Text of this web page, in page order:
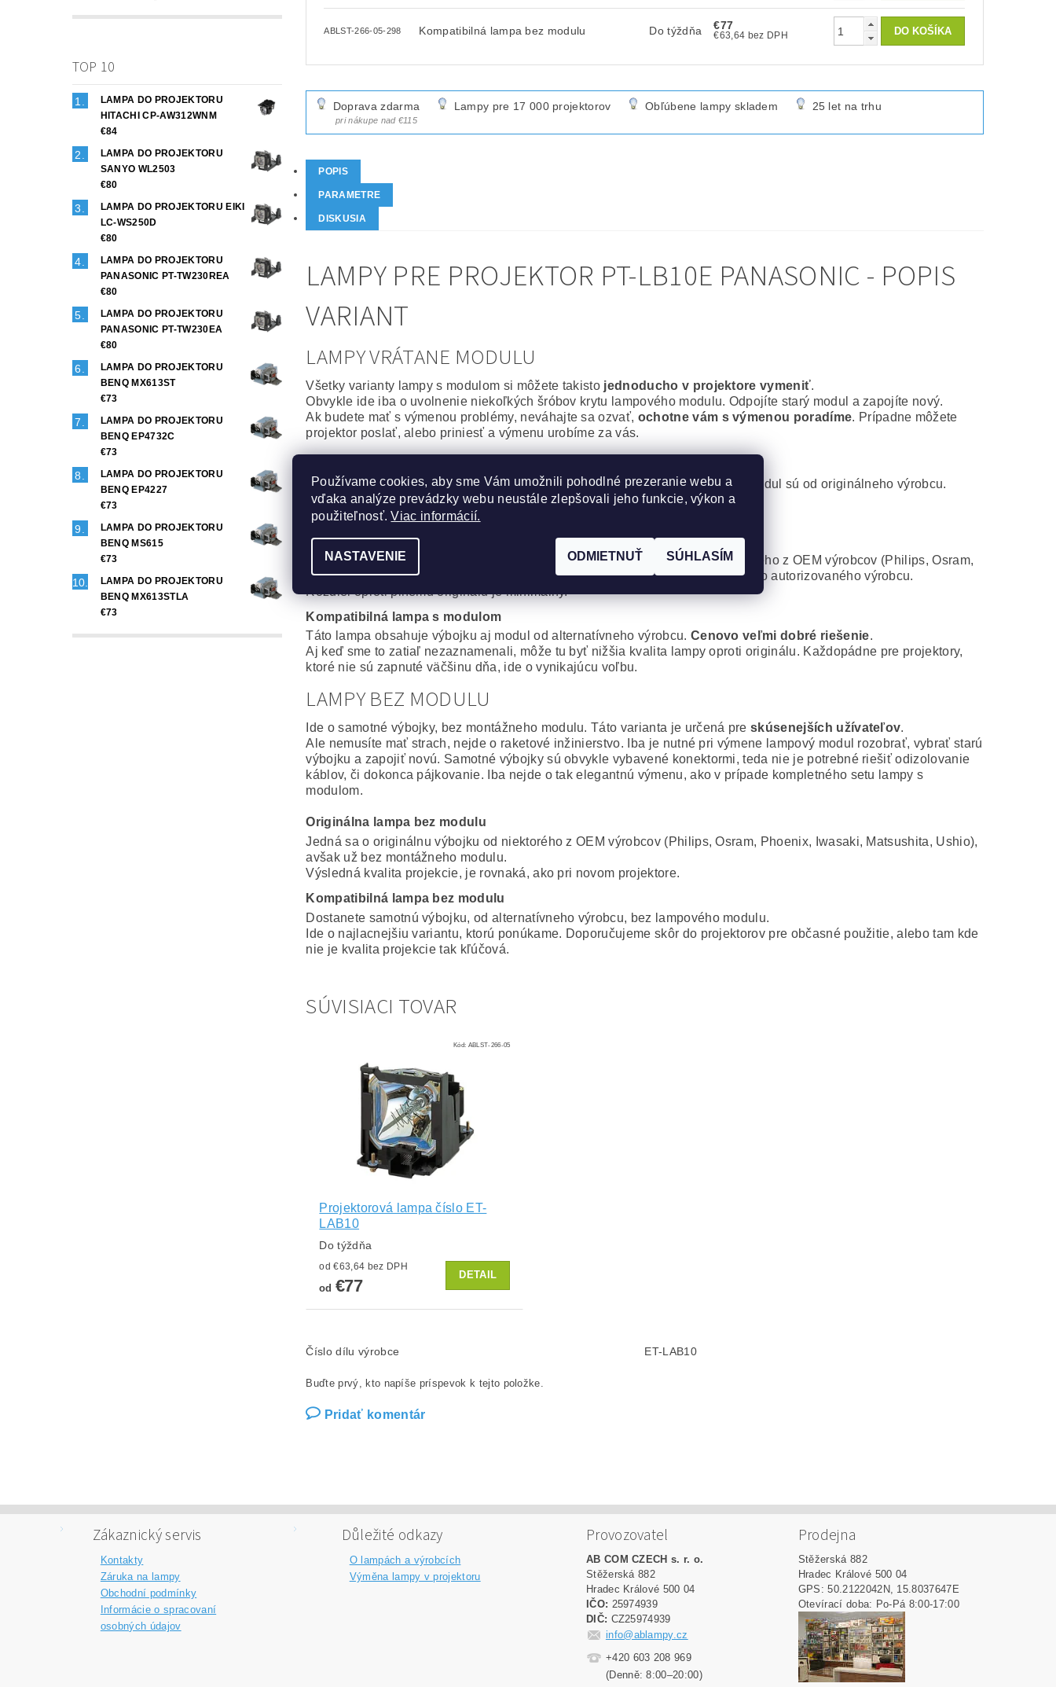
TOP 10
LAMPA DO PROJEKTORU
HITACHI CP-AW312WNM
€84
LAMPA DO PROJEKTORU
SANYO WL2503
€80
LAMPA DO PROJEKTORU EIKI
LC-WS250D
€80
LAMPA DO PROJEKTORU
PANASONIC PT-TW230REA
€80
LAMPA DO PROJEKTORU
PANASONIC PT-TW230EA
€80
LAMPA DO PROJEKTORU
BENQ MX613ST
€73
LAMPA DO PROJEKTORU
BENQ EP4732C
€73
LAMPA DO PROJEKTORU
BENQ EP4227
€73
LAMPA DO PROJEKTORU
BENQ MS615
€73
LAMPA DO PROJEKTORU
BENQ MX613STLA
€73
ABLST-266-05-298 Kompatibilná lampa bez modulu Do týždňa €77
€63,64 bez DPH
Doprava zdarma
pri nákupe nad €115
Lampy pre 17 000 projektorov Obľúbene lampy skladem 25 let na trhu
POPIS
PARAMETRE
DISKUSIA
LAMPY PRE PROJEKTOR PT-LB10E PANASONIC - POPIS
VARIANT
LAMPY VRÁTANE MODULU
Všetky varianty lampy s modulom si môžete takisto jednoducho v projektore vymeniť.
Obvykle ide iba o uvolnenie niekoľkých šróbov krytu lampového modulu. Odpojíte starý modul a zapojíte nový.
Ak budete mať s výmenou problémy, neváhajte sa ozvať, ochotne vám s výmenou poradíme. Prípadne môžete
projektor poslať, alebo priniesť a výmenu urobíme za vás.
To najlepšie, čo môžete svojmu projektoru zaobstarať. Výbojka aj montážny modul sú od originálneho výrobcu.
Projektor bude povýmene ako nový.
Maximálna spoľahlivosť a výdrž bez kompromisov.
Generická lampa vrátane modulu
Veľmi dobré riešenie, za výhodnú cenu. Kvalitná originálna výbojka od niektorého z OEM výrobcov (Philips, Osram,
Phoenix, Iwasaki, Matsushita, Ushio) s montážnym modulom od kompatibilného autorizovaného výrobcu.
Rozdiel oproti plnému originálu je minimálny.
Kompatibilná lampa s modulom
Táto lampa obsahuje výbojku aj modul od alternatívneho výrobcu. Cenovo veľmi dobré riešenie.
Aj keď sme to zatiaľ nezaznamenali, môže tu byť nižšia kvalita lampy oproti originálu. Každopádne pre projektory,
ktoré nie sú zapnuté väčšinu dňa, ide o vynikajúcu voľbu.
LAMPY BEZ MODULU
Ide o samotné výbojky, bez montážneho modulu. Táto varianta je určená preskúsenejších užívateľov.
Ale nemusíte mať strach, nejde o raketové inžinierstvo. Iba je nutné pri výmene lampový modul rozobrať, vybrať starú
výbojku a zapojiť novú. Samotné výbojky sú obvykle vybavené konektormi, teda nie je potrebné riešiť odizolovanie
káblov, či dokonca pájkovanie. Iba nejde o tak elegantnú výmenu, ako v prípade kompletného setu lampy s
modulom.
Originálna lampa bez modulu
Jedná sa o originálnu výbojku od niektorého z OEM výrobcov (Philips, Osram, Phoenix, Iwasaki, Matsushita, Ushio),
avšak už bez montážneho modulu.
Výsledná kvalita projekcie, je rovnaká, ako pri novom projektore.
Kompatibilná lampa bez modulu
Dostanete samotnú výbojku, od alternatívneho výrobcu, bez lampového modulu.
Ide o najlacnejšiu variantu, ktorú ponúkame. Doporučujeme skôr do projektorov pre občasné použitie, alebo tam kde
nie je kvalita projekcie tak kľúčová.
SÚVISIACI TOVAR
Kód: ABLST-266-05
Projektorová lampa číslo ET-
LAB10
Do týždňa
od €63,64 bez DPH
od €77
DETAIL
Číslo dílu výrobce ET-LAB10
Buďte prvý, kto napíše príspevok k tejto položke.
Pridať komentár
Zákaznický servis
Kontakty
Záruka na lampy
Obchodní podmínky
Informácie o spracovaní
osobných údajov
Důležité odkazy
O lampách a výrobcích
Výměna lampy v projektoru
Provozovatel
AB COM CZECH s. r. o.
Stěžerská 882
Hradec Králové 500 04
IČO: 25974939
DIČ: CZ25974939
info@ablampy.cz
+420 603 208 969
(Denně: 8:00–20:00)
Prodejna
Stěžerská 882
Hradec Králové 500 04
GPS: 50.2122042N, 15.8037647E
Otevírací doba: Po-Pá 8:00-17:00
Používame cookies, aby sme Vám umožnili pohodlné prezeranie webu a
vďaka analýze prevádzky webu neustále zlepšovali jeho funkcie, výkon a
použiteľnosť.Viac informácií.
NASTAVENIE ODMIETNUŤ SÚHLASÍM